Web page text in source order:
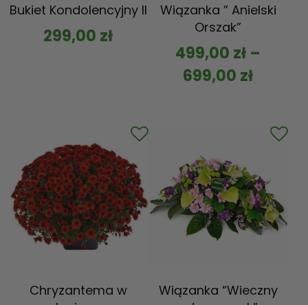
Bukiet Kondolencyjny II
299,00 zł
Wiązanka ” Anielski
Orszak”
499,00 zł –
699,00 zł
Chryzantema w
Wiązanka “Wieczny